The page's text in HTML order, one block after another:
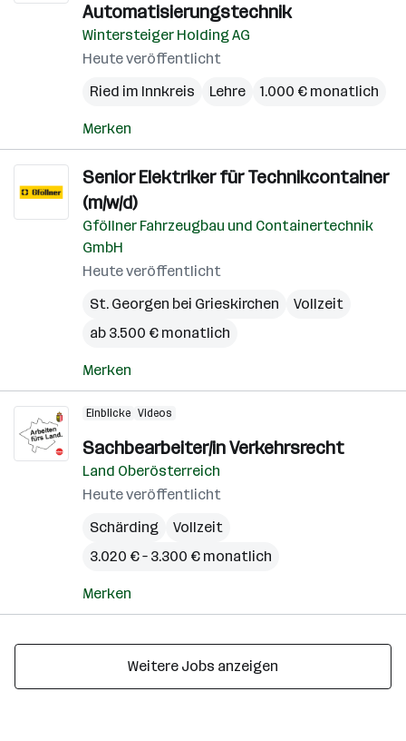
Automatisierungstechnik
Wintersteiger Holding AG
Heute veröffentlicht
Ried im Innkreis
Lehre 1.000 € monatlich
Merken
Senior Elektriker für Technikcontainer
(m/w/d)
Gföllner Fahrzeugbau und Containertechnik
GmbH
Heute veröffentlicht
St. Georgen bei Grieskirchen
Vollzeit
ab 3.500 € monatlich
Merken
Einblicke Videos
Sachbearbeiter/in Verkehrsrecht
Land Oberösterreich
Heute veröffentlicht
Schärding
Vollzeit
3.020 € – 3.300 € monatlich
Merken
Weitere Jobs anzeigen